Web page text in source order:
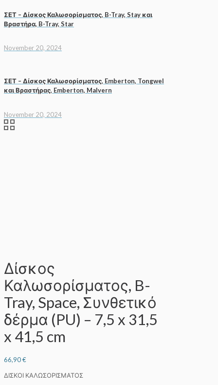
ΣΕΤ – Δίσκος Καλωσορίσματος, B-Tray, Stay και
Βραστήρα, B-Tray, Star
November 20, 2024
ΣΕΤ – Δίσκος Καλωσορίσματος, Emberton, Tongwel
και Βραστήρας, Emberton, Malvern
November 20, 2024
Δίσκος
Καλωσορίσματος, B-
Tray, Space, Συνθετικό
δέρμα (PU) – 7,5 x 31,5
x 41,5 cm
66,90€
ΔΙΣΚΟΙ ΚΑΛΩΣΟΡΙΣΜΑΤΟΣ